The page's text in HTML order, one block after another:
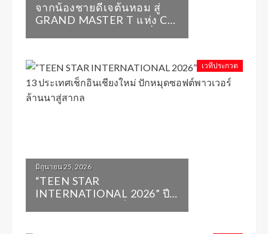
จากน้องชายดีเจต้นหอม สู่
GRAND MASTER T แห่ง CT
เวทีประกวด
มิถุนายน 25, 2026
“TEEN STAR
INTERNATIONAL 2026” ปีที่